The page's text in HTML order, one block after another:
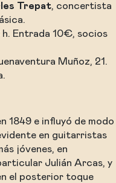
Trepat, concertista
h. Entrada 10€, socios
Muñoz, 21.
1849 e influyó de modo
en guitarristas
jóvenes, en
Julián Arcas, y
el posterior toque